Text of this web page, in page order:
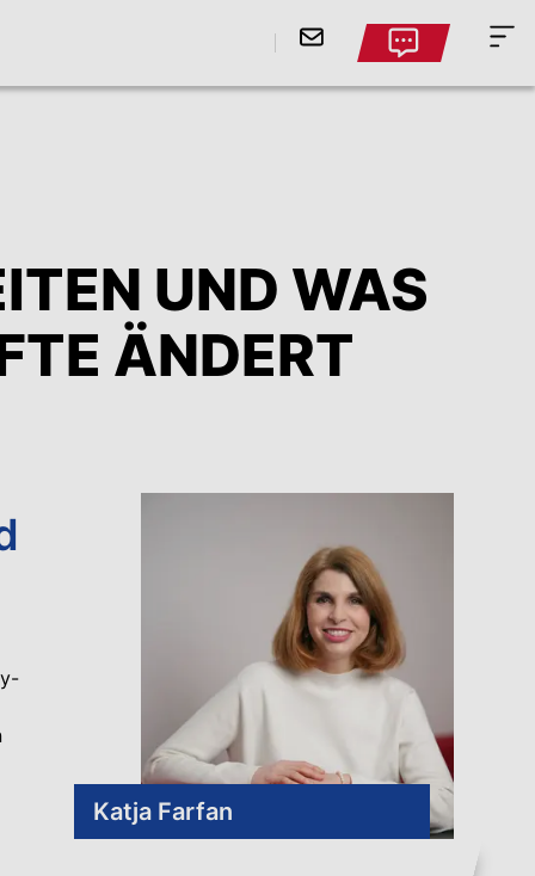
UND WAS
ÄNDERT
Katja Farfan